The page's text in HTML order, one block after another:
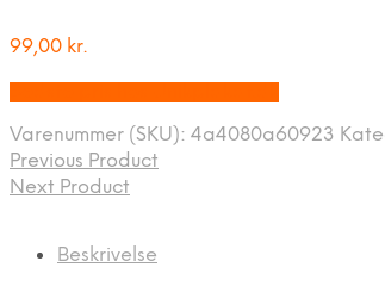
99,00 kr.
Varenummer (SKU): 4a4080a60923
Previous Product
Next Product
Beskrivelse